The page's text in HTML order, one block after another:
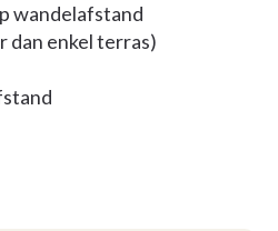
op voor meer
wandelafstand
dan enkel terras)